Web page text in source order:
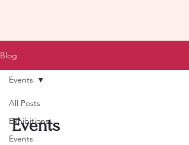
Blog
All Posts
Exhibitions
Events
Events
Events